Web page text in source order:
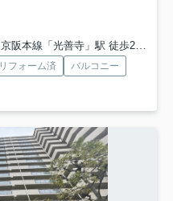
京阪本線「光善寺」駅 徒歩21分
リフォーム済
バルコニー